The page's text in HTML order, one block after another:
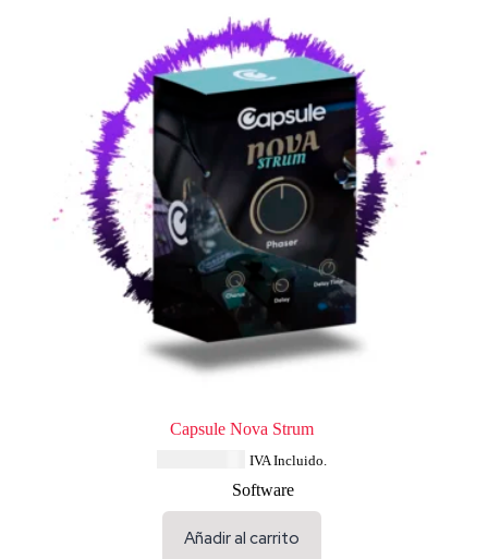
Capsule Nova Strum
IVA Incluido.
Software
Añadir al carrito